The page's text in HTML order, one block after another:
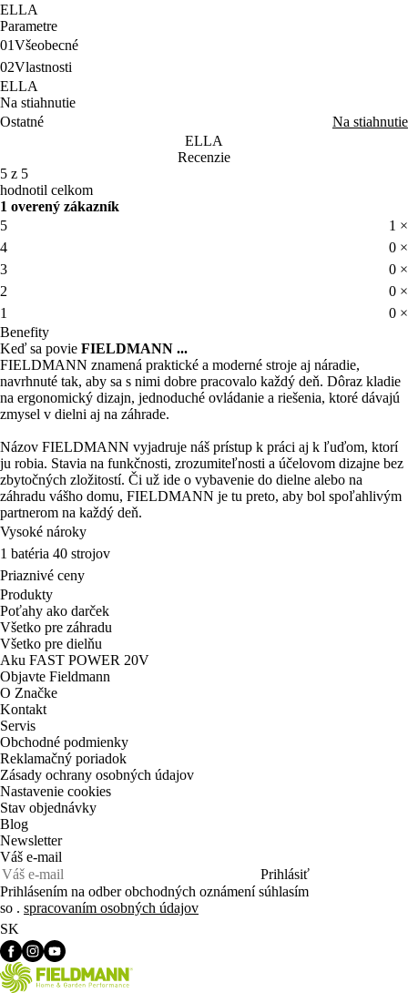
ELLA
Parametre
01Všeobecné
02Vlastnosti
ELLA
Na stiahnutie
Ostatné
Na stiahnutie
ELLA
Recenzie
5 z 5
hodnotil celkom
1 overený zákazník
5
1 ×
4
0 ×
3
0 ×
2
0 ×
1
0 ×
Benefity
Keď sa povie FIELDMANN ...
FIELDMANN znamená praktické a moderné stroje aj náradie,
navrhnuté tak, aby sa s nimi dobre pracovalo každý deň. Dôraz kladie
na ergonomický dizajn, jednoduché ovládanie a riešenia, ktoré dávajú
zmysel v dielni aj na záhrade.
Názov FIELDMANN vyjadruje náš prístup k práci aj k ľuďom, ktorí
ju robia. Stavia na funkčnosti, zrozumiteľnosti a účelovom dizajne bez
zbytočných zložitostí. Či už ide o vybavenie do dielne alebo na
záhradu vášho domu, FIELDMANN je tu preto, aby bol spoľahlivým
partnerom na každý deň.
Vysoké nároky
1 batéria 40 strojov
Priaznivé ceny
Produkty
Poťahy ako darček
Všetko pre záhradu
Všetko pre dielňu
Aku FAST POWER 20V
Objavte Fieldmann
O Značke
Kontakt
Servis
Obchodné podmienky
Reklamačný poriadok
Zásady ochrany osobných údajov
Nastavenie cookies
Stav objednávky
Blog
Newsletter
Váš e-mail
Prihlásiť
Prihlásením na odber obchodných oznámení súhlasím
so . spracovaním osobných údajov
SK